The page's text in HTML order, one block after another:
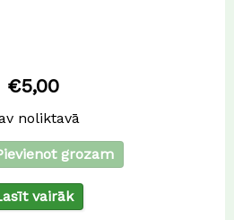
€5,00
noliktavā
grozam
vairāk